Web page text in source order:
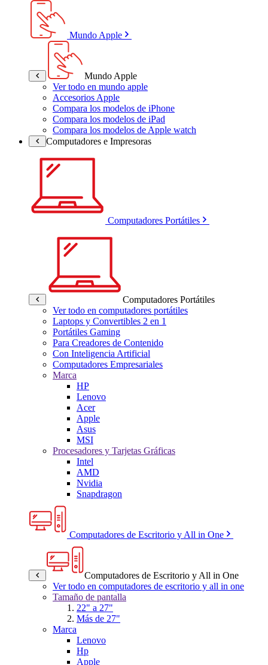
Mundo Apple
Mundo Apple
Ver todo en mundo apple
Accesorios Apple
Compara los modelos de iPhone
Compara los modelos de iPad
Compara los modelos de Apple watch
Computadores e Impresoras
Computadores Portátiles
Computadores Portátiles
Ver todo en computadores portátiles
Laptops y Convertibles 2 en 1
Portátiles Gaming
Para Creadores de Contenido
Con Inteligencia Artificial
Computadores Empresariales
Marca
HP
Lenovo
Acer
Apple
Asus
MSI
Procesadores y Tarjetas Gráficas
Intel
AMD
Nvidia
Snapdragon
Computadores de Escritorio y All in One
Computadores de Escritorio y All in One
Ver todo en computadores de escritorio y all in one
Tamaño de pantalla
22" a 27"
Más de 27"
Marca
Lenovo
Hp
Apple